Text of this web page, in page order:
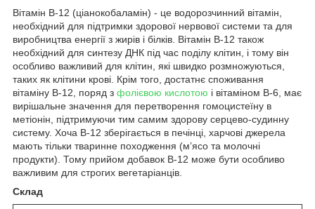
Вітамін B-12 (ціанокобаламін) - це водорозчинний вітамін,
необхідний для підтримки здорової нервової системи та для
виробництва енергії з жирів і білків. Вітамін B-12 також
необхідний для синтезу ДНК під час поділу клітин, і тому він
особливо важливий для клітин, які швидко розмножуються,
таких як клітини крові. Крім того, достатнє споживання
вітаміну B-12, поряд з фолієвою кислотою і вітаміном B-6, має
вирішальне значення для перетворення гомоцистеїну в
метіонін, підтримуючи тим самим здорову серцево-судинну
систему. Хоча B-12 зберігається в печінці, харчові джерела
мають тільки тваринне походження (м’ясо та молочні
продукти). Тому прийом добавок B-12 може бути особливо
важливим для строгих вегетаріанців.
Склад